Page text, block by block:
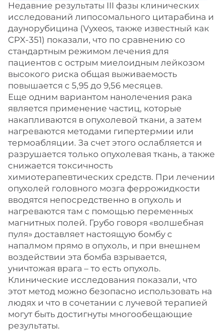
Недавние результаты III фазы клинических
исследований липосомального цитарабина и
даунорубицина (Vyxeos, также известный как
CPX-351) показали, что по сравнению со
стандартным режимом лечения для
пациентов с острым миелоидным лейкозом
высокого риска общая выживаемость
повышается с 5,95 до 9,56 месяцев.
Еще одним вариантом нанолечения рака
является применение частиц, которые
накапливаются в опухолевой ткани, а затем
нагреваются методами гипертермии или
термоабляции. За счет этого ослабляется и
разрушается только опухолевая ткань, а также
снижается токсичность
химиотерапевтических средств. При лечении
опухолей головного мозга феррожидкости
вводятся непосредственно в опухоль и
нагреваются там с помощью переменных
магнитных полей. Грубо говоря «волшебная
пуля» доставляет настоящую бомбу с
напалмом прямо в опухоль, и при внешнем
воздействии эта бомба взрывается,
уничтожая врага – то есть опухоль.
Клинические исследования показали, что
этот метод можно безопасно использовать на
людях и что в сочетании с лучевой терапией
могут быть достигнуты многообещающие
результаты.